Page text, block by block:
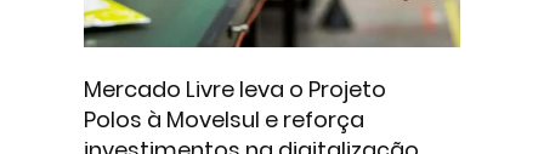
Mercado Livre leva o Projeto
Polos à Movelsul e reforça